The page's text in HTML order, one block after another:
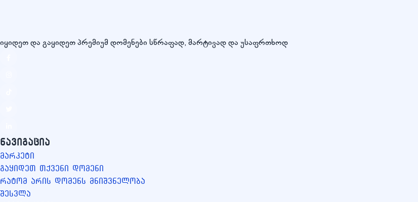
იყიდეთ და გაყიდეთ პრემიუმ დომენები სწრაფად, მარტივად და უსაფრთხოდ
ნავიგაცია
მარკეტი
გაყიდეთ თქვენი დომენი
რატომ არის დომენს მნიშვნელობა
შესვლა